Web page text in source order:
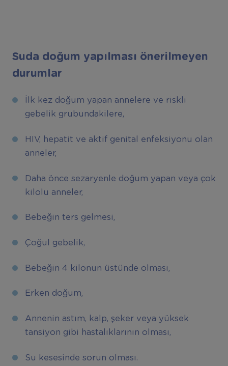
Suda doğum yapılması önerilmeyen
durumlar
İlk kez doğum yapan annelere ve riskli
gebelik grubundakilere,
HIV, hepatit ve aktif genital enfeksiyonu olan
anneler,
Daha önce sezaryenle doğum yapan veya çok
kilolu anneler,
Bebeğin ters gelmesi,
Çoğul gebelik,
Bebeğin 4 kilonun üstünde olması,
Erken doğum,
Annenin astım, kalp, şeker veya yüksek
tansiyon gibi hastalıklarının olması,
Su kesesinde sorun olması.